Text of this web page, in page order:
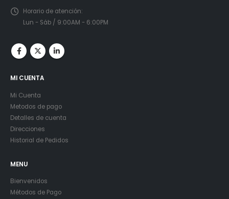
Horario de atención:
Lun - Sáb / 9:00AM - 6:00PM
MI CUENTA
Mi Cuenta
Metodos de pago
Detalles de cuenta
Direcciones
Historial de Pedidos
MENU
Bienvenidos
Métodos de Pago